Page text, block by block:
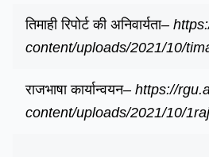
तिमाही रिपोर्ट की अनिवार्यता–
content/uploads/2021/10/
राजभाषा कार्यान्वयन– https://
content/uploads/2021/10/